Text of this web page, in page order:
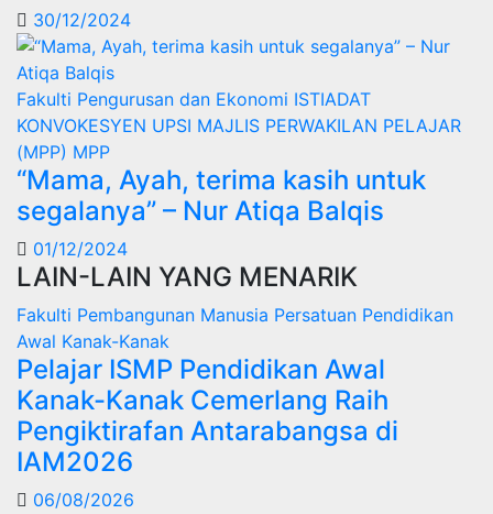
30/12/2024
Fakulti Pengurusan dan Ekonomi ISTIADAT
KONVOKESYEN UPSI MAJLIS PERWAKILAN PELAJAR
(MPP) MPP
“Mama, Ayah, terima kasih untuk
segalanya” – Nur Atiqa Balqis
01/12/2024
LAIN-LAIN YANG MENARIK
Fakulti Pembangunan Manusia Persatuan Pendidikan
Awal Kanak-Kanak
Pelajar ISMP Pendidikan Awal
Kanak-Kanak Cemerlang Raih
Pengiktirafan Antarabangsa di
IAM2026
06/08/2026